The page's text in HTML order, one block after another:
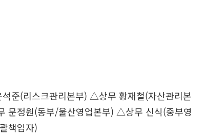
준(리스크관리본부) △상무 황재철(자산관리본
정원(동부/울산영업본부) △상무 신식(중부영
책임자)